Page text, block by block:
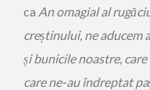
ca An omagial al
creștinului, ne aducem
și bunicile noastre,
care ne-auîndreptat pa